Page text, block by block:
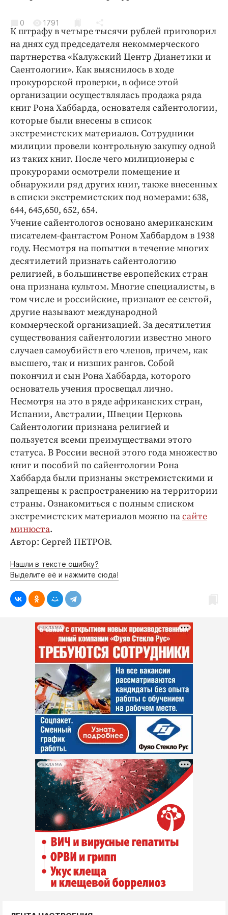
Культура
Недвижимость и ЖКХ
Образование
Общество
Погода
Праздники
Происшествия
Спорт
Экономика и бизнес
ПРОЕКТЫ
Блоги
Издания
Медиаперсона
Интересное чтиво
Клиника года
Бренд года
Работодатель года
0 1791
К штрафу в четыре тысячи рублей приговорил
на днях суд председателя некоммерческого
партнерства «Калужский Центр Дианетики и
Саентологии». Как выяснилось в ходе
прокурорской проверки, в офисе этой
организации осуществлялась продажа ряда
книг Рона Хаббарда, основателя сайентологии,
которые были внесены в список
экстремистских материалов. Сотрудники
милиции провели контрольную закупку одной
из таких книг. После чего милиционеры с
прокурорами осмотрели помещение и
обнаружили ряд других книг, также внесенных
в списки экстремистских под номерами: 638,
644, 645,650, 652, 654.
Учение сайентологов основано американским
писателем-фантастом Роном Хаббардом в 1938
году. Несмотря на попытки в течение многих
десятилетий признать сайентологию
религией, в большинстве европейских стран
она признана культом. Многие специалисты, в
том числе и российские, признают ее сектой,
другие называют международной
коммерческой организацией. За десятилетия
существования сайентологии известно много
случаев самоубийств его членов, причем, как
высшего, так и низших рангов. Собой
покончил и сын Рона Хаббарда, которого
основатель учения просвещал лично.
Несмотря на это в ряде африканских стран,
Испании, Австралии, Швеции Церковь
Сайентологии признана религией и
пользуется всеми преимуществами этого
статуса. В России весной этого года множество
книг и пособий по сайентологии Рона
Хаббарда были признаны экстремистскими и
запрещены к распространению на территории
страны. Ознакомиться с полным списком
экстремистских материалов можно насайте
минюста.
Автор: Сергей ПЕТРОВ.
Нашли в тексте ошибку?
Выделите её и нажмите сюда!
РЕКЛАМА
РЕКЛАМА